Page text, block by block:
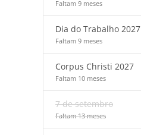
Faltam 9 meses
Dia do Trabalho 2027
Faltam 9 meses
Corpus Christi 2027
Faltam 10 meses
7 de setembro
Faltam 13 meses